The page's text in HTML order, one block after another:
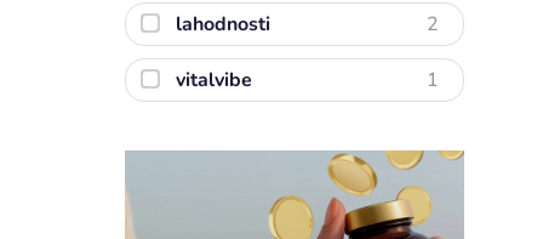
lahodnosti 2
vitalvibe 1